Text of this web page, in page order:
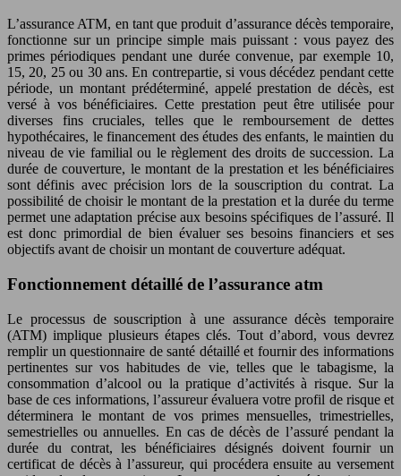
L’assurance ATM, en tant que produit d’assurance décès temporaire,
fonctionne sur un principe simple mais puissant : vous payez des
primes périodiques pendant une durée convenue, par exemple 10,
15, 20, 25 ou 30 ans. En contrepartie, si vous décédez pendant cette
période, un montant prédéterminé, appelé prestation de décès, est
versé à vos bénéficiaires. Cette prestation peut être utilisée pour
diverses fins cruciales, telles que le remboursement de dettes
hypothécaires, le financement des études des enfants, le maintien du
niveau de vie familial ou le règlement des droits de succession. La
durée de couverture, le montant de la prestation et les bénéficiaires
sont définis avec précision lors de la souscription du contrat. La
possibilité de choisir le montant de la prestation et la durée du terme
permet une adaptation précise aux besoins spécifiques de l’assuré. Il
est donc primordial de bien évaluer ses besoins financiers et ses
objectifs avant de choisir un montant de couverture adéquat.
Fonctionnement détaillé de l’assurance atm
Le processus de souscription à une assurance décès temporaire
(ATM) implique plusieurs étapes clés. Tout d’abord, vous devrez
remplir un questionnaire de santé détaillé et fournir des informations
pertinentes sur vos habitudes de vie, telles que le tabagisme, la
consommation d’alcool ou la pratique d’activités à risque. Sur la
base de ces informations, l’assureur évaluera votre profil de risque et
déterminera le montant de vos primes mensuelles, trimestrielles,
semestrielles ou annuelles. En cas de décès de l’assuré pendant la
durée du contrat, les bénéficiaires désignés doivent fournir un
certificat de décès à l’assureur, qui procédera ensuite au versement